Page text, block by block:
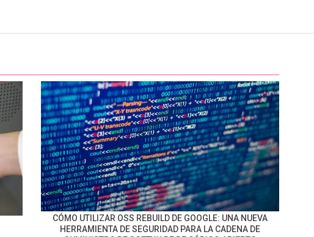
CÓMO UTILIZAR OSS REBUILD DE GOOGLE: UNA NUEVA
HERRAMIENTA DE SEGURIDAD PARA LA CADENA DE